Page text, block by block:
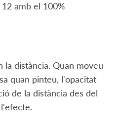
amb el 100%
la distància. Quan moveu
quan pinteu, l'opacitat
de la distància des del